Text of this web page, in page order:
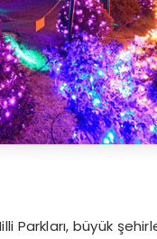
Parkları, büyük